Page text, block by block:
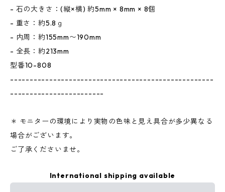
- 石の大きさ：(縦×横) 約5mm × 8mm × 8個
- 重さ：約5.8ｇ
- 内周：約155mm〜190mm
- 全長：約213mm
型番10-808
----------------------------------------------------
------------------------
＊ モニターの環境により実物の色味と見え具合が多少異なる
場合がございます。
ご了承くださいませ。
International shipping available